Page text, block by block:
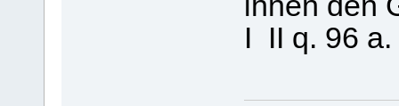
I ­ II q. 96